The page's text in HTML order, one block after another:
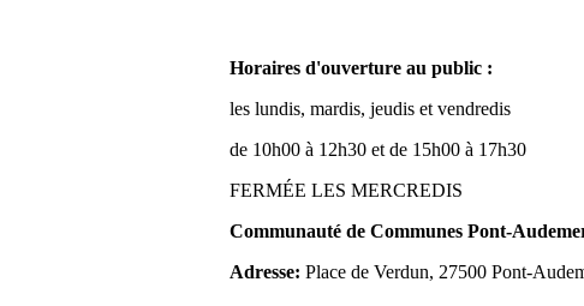
Horaires d'ouverture au public :
les lundis, mardis, jeudis et vendredis
de 10h00 à 12h30 et de 15h00 à 17h30
FERMÉE LES MERCREDIS
Communauté de Communes Pont-
Adresse: Place de Verdun, 27500 Pont-